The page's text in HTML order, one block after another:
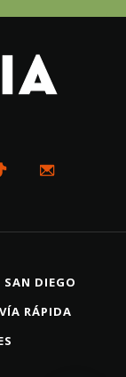
SAN DIEGO
VÍA RÁPIDA